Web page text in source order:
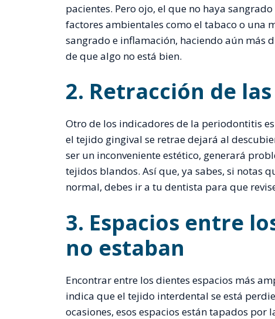
pacientes. Pero ojo, el que no haya
factores ambientales como el tabaco o una
sangrado e inflamación, haciendo aún más
de que algo no está bien.
2. Retracción de
Otro de los indicadores de la periodontitis
el tejido gingival se retrae dejará al
ser un inconveniente estético, generará
tejidos blandos. Así que, ya sabes, si notas
normal, debes ir a tu dentista para que
3. Espacios entre
no estaban
Encontrar entre los dientes espacios más
indica que el tejido interdental se está
ocasiones, esos espacios están tapados